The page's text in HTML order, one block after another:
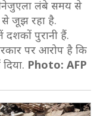
लंबे समय से
जूझ रहा है.
दशकों पुरानी हैं.
पर आरोप है कि
Photo: AFP